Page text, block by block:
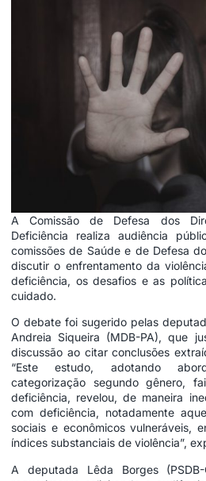
A Comissão de Defesa dos
Deficiência realiza audiência
comissões de Saúde e de Defesa
discutir o enfrentamento da
deficiência, os desafios e as
cuidado.
O debate foi sugerido pelas
Andreia Siqueira (MDB-PA), que
discussão ao citar conclusões
“Este estudo, adotando
categorização segundo gênero,
deficiência, revelou, de maneira
com deficiência, notadamente
sociais e econômicos vulneráveis,
índices substanciais de violência”,
A deputada Lêda Borges